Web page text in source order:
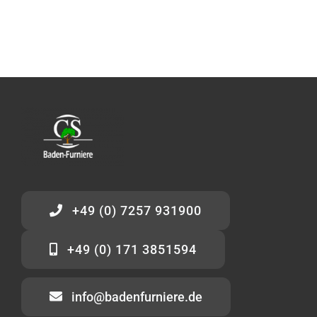
+49 (0) 7257 931900
+49 (0) 171 3851594
info@badenfurniere.de